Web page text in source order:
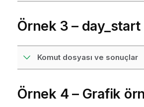
Örnek 3 –
Komut dosyası ve sonuçlar
Örnek 4 – Grafik